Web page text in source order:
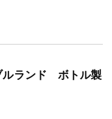
ルランド ボトル製